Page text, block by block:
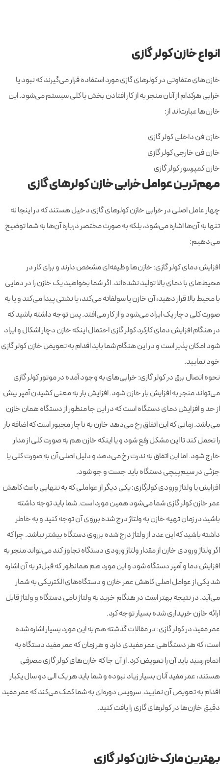
انواع خازن کولر گازی
خازن‌های متفاوتی در کولر‌های گازی مورد استفاده قرار می‌گیرند که نبود یا
خرابی هرکدام از آنان منجر به از کار افتادن بخش یا کلی سیستم می‌شود. این
خازن‌ها عبارت‌اند از:
خازن فن داخلی کولر گازی
خازن فن خارجی کولر گازی
خازن کمپرسور کولر گازی
مهم‌ترین عوامل خرابی خازن کولرهای گازی
چهار عامل اصلی در خرابی خازن کولر‌های گازی دخیل هستند که در اینجا نه
تنها به آن‌ها اشاره می‌شود، بلکه به صورت مختصر درباره آن‌ها به شما توضیح
می‌دهیم:
افزایش دمای کولر گازی: خازن‌ها وظیفه‌ای مشخص دارند و برای کار در
محیط‌های با دمای بالا تولید نشده‌اند. اگر شما بخواهید یک خازن را در دمایی
با محیط بالا قرار دهید، آن خازن یا سولفاته می‎‌کند، یا نشتی پیدا می‌کند و یا به
صورت کلی دچار یک ایراد می‌شود و از کار می‌افتد. پس توجه داشته باشید که
در هنگام افزایش دمای کارکرد کولر گازی احتمال اینکه خازن دچار اشکال و ایراد
شود امکان پذیر است و در این هنگام شما باید اقدام به تعویض خازن کولر گازی
خود نمایید.
نحوه اتصال برق در کولر گازی: خرابی‌های به وجود آمده در موتور کولر گازی
می‌تواند منجر به افزایش بار خازن شود. افزایش بار به معنی کشیدن آمپر بیش
از حد و افزایش دمای دستگاه است که در این جا منظور از دستگاه همان خازن
می‌باشد. زمانی که این اتفاق رخ می‌دهد خازن به ناچار مجبور است که اضافه بار
را تحمل کند تا این مشکل رفع شود و یا اینکه خازن هم به صورت کلی از مدار
خارج شود. اما این اتفاق به ندرت رخ می‌دهد و دلیل اصلی آن به صورت کلی یا
جزئی در سیم‌پیچی دستگاه باید جست و جو شود.
افزایش یا ولتاژ ورودی کولرگازی: یکی دیگر از عواملی که به تنهایی باعث کاهش
عمر خازن کولر گازی شما می‌شود همین مورد است. شما باید توجه داشته
باشید در زمان تهیه خازن به ولتاژ درج شده برروی آن توجه کنید و به خاطر
داشته باشید که این عدد از ولتاژ درج شده برروی دستگاه بیشتر نباشد. چرا که
اگر ولتاژ ورودی خازن از مقدار ولتاژ ورودی دستگاه تجاوز کند می‌تواند منجر به
افزایش دما و آمپر دستگاه شود و این مورد هم همانطور که قبل‌‎تر به آن اشاره
شد یکی از عوامل اصلی کاهش عمر خازن و دستگاه‌های الکتریکی به شمار
می‌آید. در نتیجه بهتر است در هنگام خرید به ولتاژ نامی دستگاه و ولتاژ قابل
ارائه خازن خریداری شده بسیار توجه کرد.
عمر مفید در کولر گازی: در مقالات گذشته هم به این مورد بسیار اشاره شده
است، که هر دستگاهی عمر مفیدی دارد و هر زمان که عمر مفید دستگاه به
اتمام رسید باید آن را تعویض کرد. از آن جا که خازن‌های کولر گازی مصرفی
هستند، عمر مفید آنان بسیار زیاد نبوده و شما باید هر یک الی دو سال یکبار
اقدام به تعویض آن نمایید. سرویس دوره‌ای به شما کمک می‌کند که عمر مفید
دقیق خازن‌ها در کولرهای گازی را یافت کنید.
بهترین مارک خازن کولر گازی